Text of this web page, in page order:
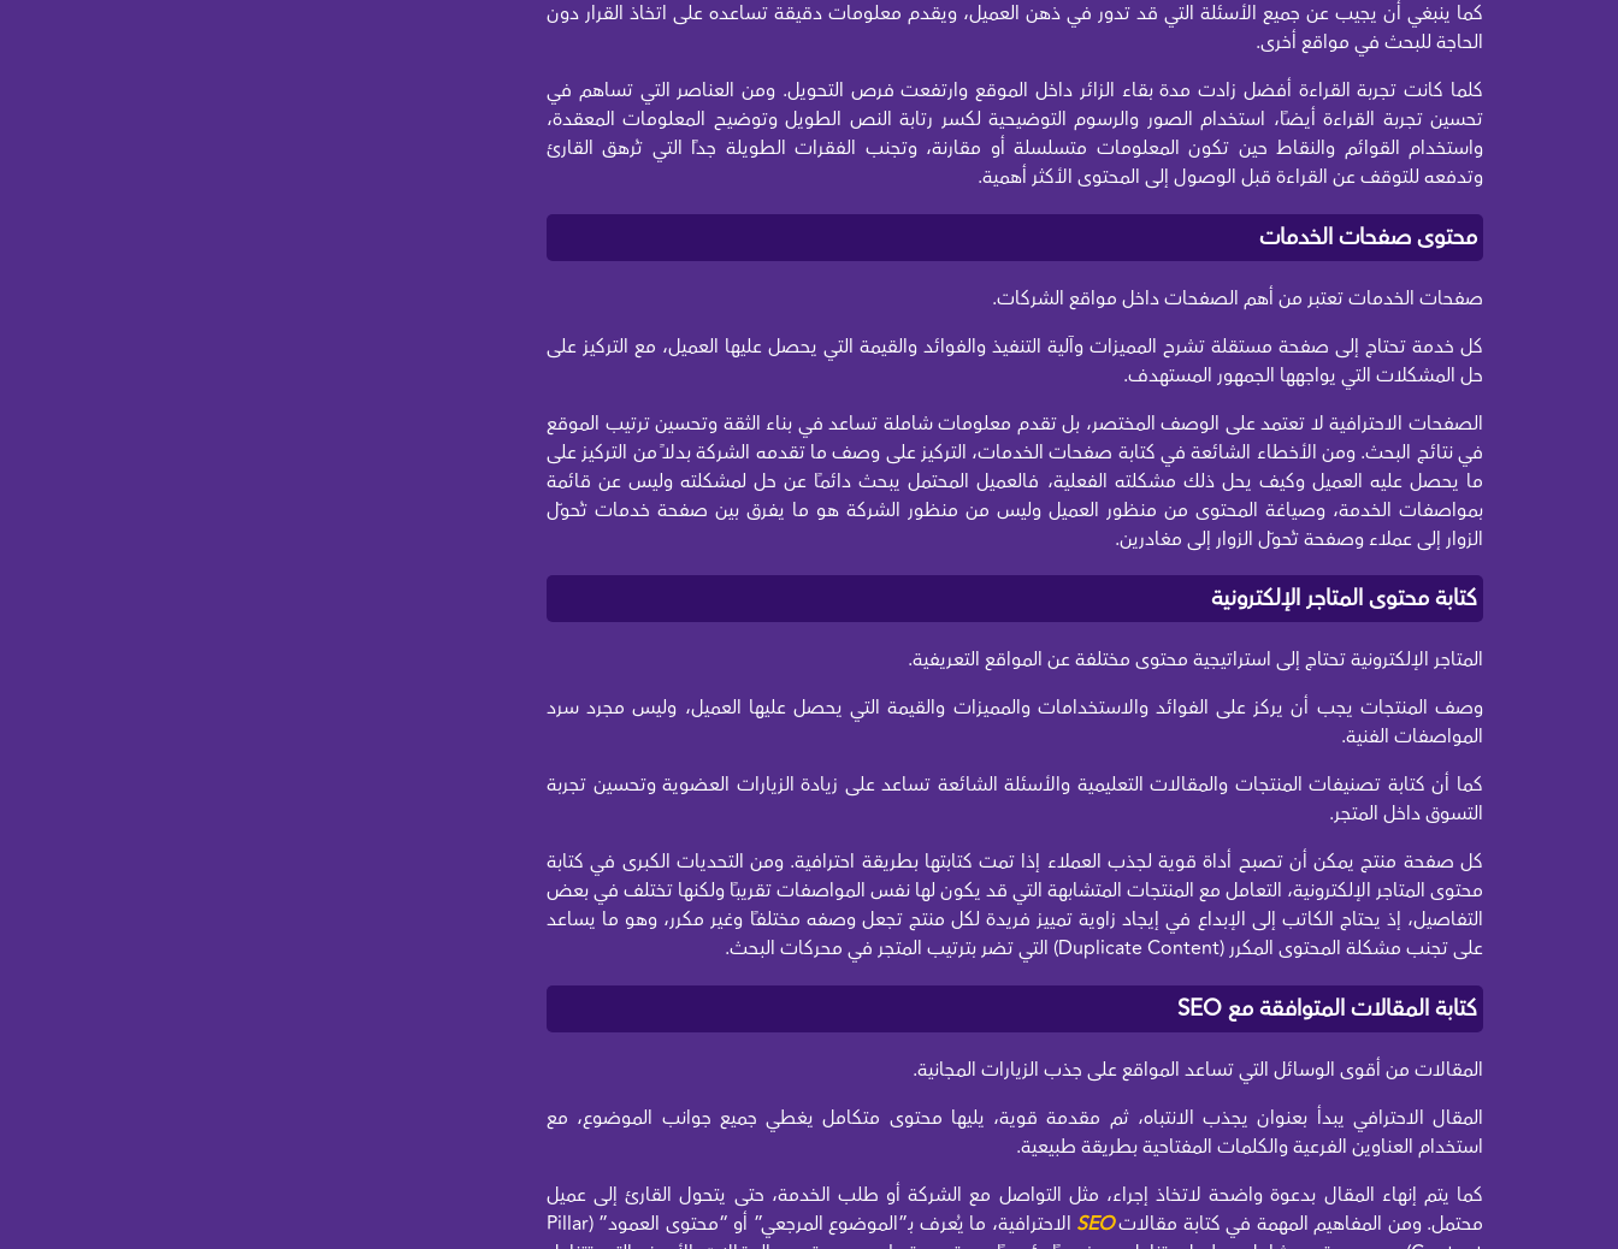
كما ينبغي أن يجيب عن جميع الأسئلة التي قد تدور في ذهن العميل، ويقدم معلومات دقيقة تساعده على اتخاذ القرار دون
الحاجة للبحث في مواقع أخرى.
كلما كانت تجربة القراءة أفضل زادت مدة بقاء الزائر داخل الموقع وارتفعت فرص التحويل. ومن العناصر التي تساهم في
تحسين تجربة القراءة أيضًا، استخدام الصور والرسوم التوضيحية لكسر رتابة النص الطويل وتوضيح المعلومات المعقدة،
واستخدام القوائم والنقاط حين تكون المعلومات متسلسلة أو مقارنة، وتجنب الفقرات الطويلة جدًا التي تُرهق القارئ
وتدفعه للتوقف عن القراءة قبل الوصول إلى المحتوى الأكثر أهمية.
محتوى صفحات الخدمات
صفحات الخدمات تعتبر من أهم الصفحات داخل مواقع الشركات.
كل خدمة تحتاج إلى صفحة مستقلة تشرح المميزات وآلية التنفيذ والفوائد والقيمة التي يحصل عليها العميل، مع التركيز على
حل المشكلات التي يواجهها الجمهور المستهدف.
الصفحات الاحترافية لا تعتمد على الوصف المختصر، بل تقدم معلومات شاملة تساعد في بناء الثقة وتحسين ترتيب الموقع
في نتائج البحث. ومن الأخطاء الشائعة في كتابة صفحات الخدمات، التركيز على وصف ما تقدمه الشركة بدلًا من التركيز على
ما يحصل عليه العميل وكيف يحل ذلك مشكلته الفعلية، فالعميل المحتمل يبحث دائمًا عن حل لمشكلته وليس عن قائمة
بمواصفات الخدمة، وصياغة المحتوى من منظور العميل وليس من منظور الشركة هو ما يفرق بين صفحة خدمات تُحوّل
الزوار إلى عملاء وصفحة تُحوّل الزوار إلى مغادرين.
كتابة محتوى المتاجر الإلكترونية
المتاجر الإلكترونية تحتاج إلى استراتيجية محتوى مختلفة عن المواقع التعريفية.
وصف المنتجات يجب أن يركز على الفوائد والاستخدامات والمميزات والقيمة التي يحصل عليها العميل، وليس مجرد سرد
المواصفات الفنية.
كما أن كتابة تصنيفات المنتجات والمقالات التعليمية والأسئلة الشائعة تساعد على زيادة الزيارات العضوية وتحسين تجربة
التسوق داخل المتجر.
كل صفحة منتج يمكن أن تصبح أداة قوية لجذب العملاء إذا تمت كتابتها بطريقة احترافية. ومن التحديات الكبرى في كتابة
محتوى المتاجر الإلكترونية، التعامل مع المنتجات المتشابهة التي قد يكون لها نفس المواصفات تقريبًا ولكنها تختلف في بعض
التفاصيل، إذ يحتاج الكاتب إلى الإبداع في إيجاد زاوية تمييز فريدة لكل منتج تجعل وصفه مختلفًا وغير مكرر، وهو ما يساعد
على تجنب مشكلة المحتوى المكرر (Duplicate Content) التي تضر بترتيب المتجر في محركات البحث.
كتابة المقالات المتوافقة مع SEO
المقالات من أقوى الوسائل التي تساعد المواقع على جذب الزيارات المجانية.
المقال الاحترافي يبدأ بعنوان يجذب الانتباه، ثم مقدمة قوية، يليها محتوى متكامل يغطي جميع جوانب الموضوع، مع
استخدام العناوين الفرعية والكلمات المفتاحية بطريقة طبيعية.
كما يتم إنهاء المقال بدعوة واضحة لاتخاذ إجراء، مثل التواصل مع الشركة أو طلب الخدمة، حتى يتحول القارئ إلى عميل
محتمل. ومن المفاهيم المهمة في كتابة مقالاتSEO
الاحترافية، ما يُعرف بـ”الموضوع المرجعي” أو “محتوى العمود” (Pillar